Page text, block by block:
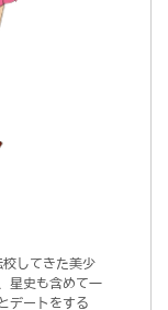
してきた美少
星史も含めて一
デートをする